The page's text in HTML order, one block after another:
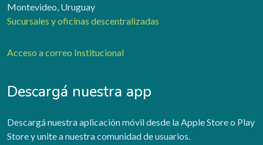
Montevideo, Uruguay
Sucursales y oficinas descentralizadas
Acceso a correo Institucional
Descargá nuestra app
Descargá nuestra aplicación móvil desde la Apple Store o Play
Store y unite a nuestra comunidad de usuarios.